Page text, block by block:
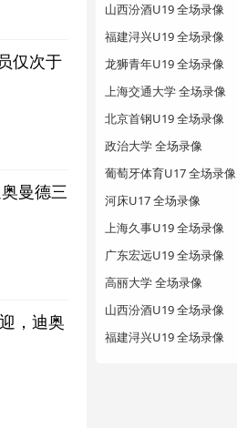
仅次于
曼德三
，迪奥
山西汾酒U19 全场录像
福建浔兴U19 全场录像
龙狮青年U19 全场录像
上海交通大学 全场录像
北京首钢U19 全场录像
政治大学 全场录像
葡萄牙体育U17 全场录像
河床U17 全场录像
上海久事U19 全场录像
广东宏远U19 全场录像
高丽大学 全场录像
山西汾酒U19 全场录像
福建浔兴U19 全场录像